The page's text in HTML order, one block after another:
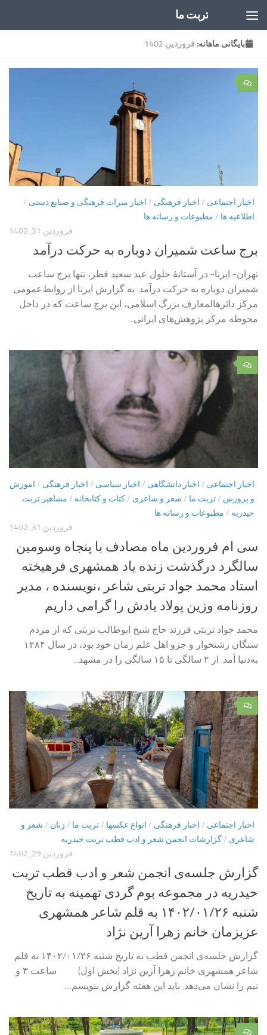
تربت ما
بایگانی‌ ماهانه: فروردین 1402
۰
اخبار اجتماعی / اخبار فرهنگی / اخبار میراث فرهنگی و صنایع دستی /
اطلاعیه ها / مطبوعات و رسانه ها
فروردین 31, 1402
برج ساعت شمیران دوباره به حرکت درآمد
تهران- ایرنا- در آستانۀ حلول عید سعید فطر، تنها برج ساعت
شمیران دوباره به حرکت درآمد. به گزارش ایرنا از روابط‌عمومی
مرکز دائرهالمعارف بزرگ اسلامی، این برج ساعت که در داخل
محوطه مرکز پژوهش‌های ایرانی...
۰
اخبار اجتماعی / اخبار دانشگاهی / اخبار سیاسی / اخبار فرهنگی / اموزش
و پرورش /تربت ما / شعر و شاعری /کتاب و کتابخانه / مشاهیر تربت
حیدریه / مطبوعات و رسانه ها
فروردین 31, 1402
سی ام فروردین ماه مصادف با پنجاه وسومین
سالگرد درگذشت زنده یاد همشهری فرهیخته
استاد محمد جواد تربتی شاعر ،نویسنده ، مدیر
روزنامه وزین پولاد یادش را گرامی داریم
محمد جواد تربتی فرزند حاج شیخ ابوطالب تربتی که از مردم
سنگان رشتخوار و جزو اهل علم زمان خود بود، در سال ۱۲۸۴
به‌دنیا آمد. از ۲ سالگی تا ۱۵ سالگی را در مشهد...
۰
اخبار اجتماعی / اخبار فرهنگی / انواع عکسها /تربت ما / زنان / شعر و
شاعری /گزارشات انجمن شعر و ادب قطب تربت حیدریه
فروردین 29, 1402
گزارش جلسه‌ی انجمن شعر و ادب قطب تربت
حیدریه در مجموعه بوم گردی تهمینه به تاریخ
شنبه ۱۴۰۲/۰۱/۲۶ به قلم شاعر همشهری
عزیزمان خانم زهرا آرین نژاد
گزارش جلسه‌ی انجمن قطب به تاریخ شنبه ۱۴۰۲/۰۱/۲۶ به قلم
شاعر همشهری خانم زهرا آرین نژاد (بخش اول) ساعت ۳ و
نیم را نشان می‌دهد. باید‌ این هفته گزارش بنویسم....
۰